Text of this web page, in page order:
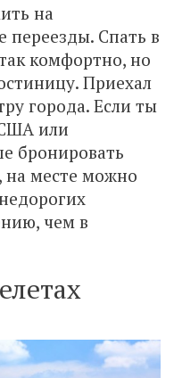
на
Спать в
комфортно, но
Приехал
города. Если ты
или
бронировать
на месте можно
чем в